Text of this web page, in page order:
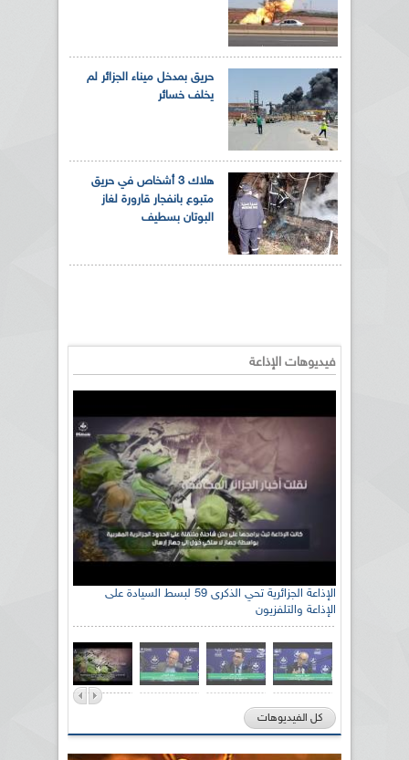
حريق بمدخل ميناء الجزائر لم
يخلف خسائر
هلاك 3 أشخاص في حريق
متبوع بانفجار قارورة لغاز
البوتان بسطيف
فيديوهات الإذاعة
الإذاعة الجزائرية تحي الذكرى 59 لبسط السيادة على
الإذاعة والتلفزيون
كل الفيديوهات